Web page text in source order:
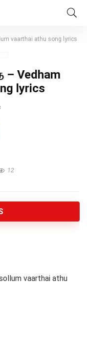
vaarthai athu song lyrics
Vedham
lyrics
12
vaarthai athu